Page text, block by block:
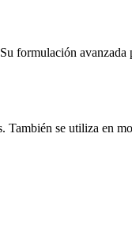
formulación
se utiliza en